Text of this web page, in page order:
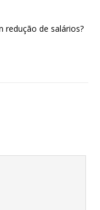
redução de salários?